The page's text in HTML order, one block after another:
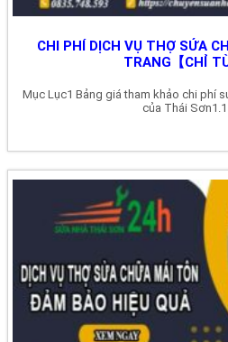
CHI PHÍ DỊCH VỤ THỢ SỬA
TRANG【CHỈ
Mục Lục1 Bảng giá tham khảo chi phí
của Thái